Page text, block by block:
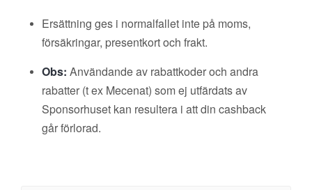
Ersättning ges i normalfallet inte på moms,
försäkringar, presentkort och frakt.
Obs: Användande av rabattkoder och andra
rabatter (t ex Mecenat) som ej utfärdats av
Sponsorhuset kan resultera i att din cashback
går förlorad.